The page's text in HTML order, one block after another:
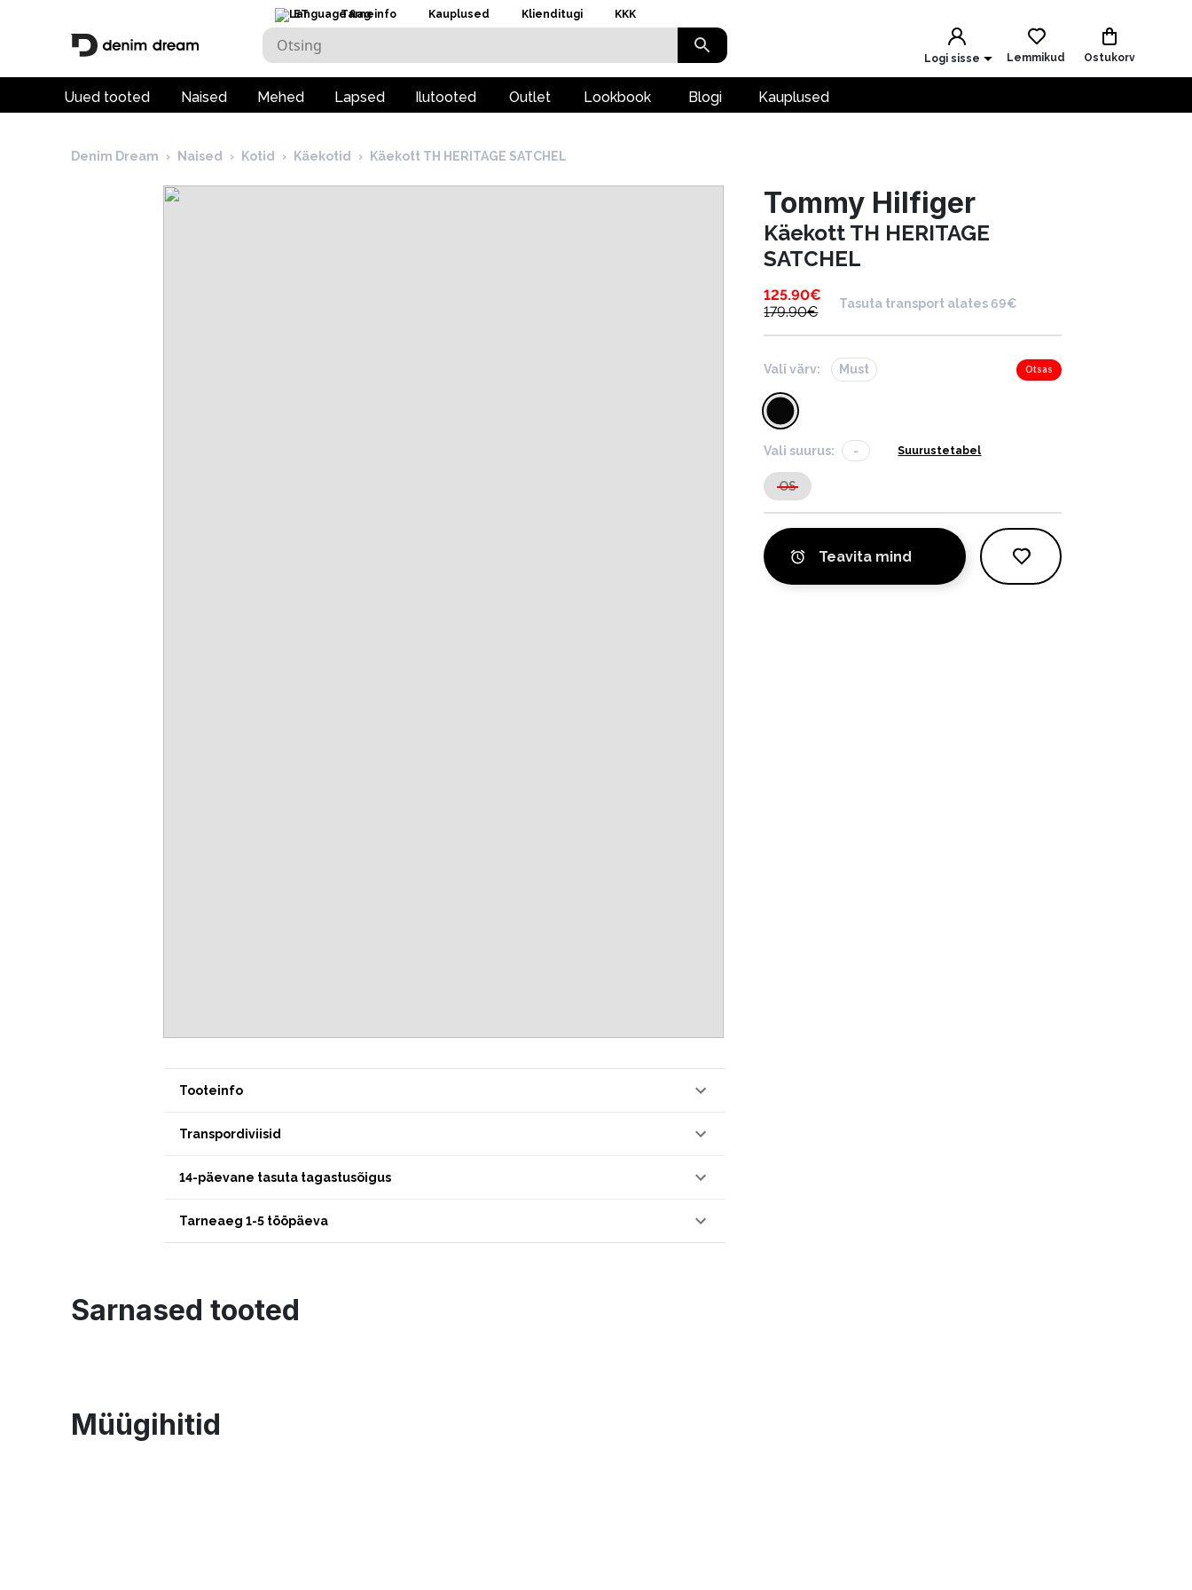
ET Tarneinfo Kauplused Klienditugi KKK
Logi sisse Lemmikud Ostukorv
Uued tooted Naised Mehed Lapsed Ilutooted Outlet Lookbook Blogi Kauplused
Denim Dream › Naised › Kotid › Käekotid › Käekott TH HERITAGE SATCHEL
Tooteinfo
Transpordiviisid
14-päevane tasuta tagastusõigus
Tarneaeg 1-5 tööpäeva
Tommy Hilfiger
Käekott TH HERITAGE
SATCHEL
125.90€
179.90€
Tasuta transport alates 69€
Vali värv: Must Otsas
Vali suurus: - Suurustetabel
OS
Teavita mind
Sarnased tooted
Müügihitid